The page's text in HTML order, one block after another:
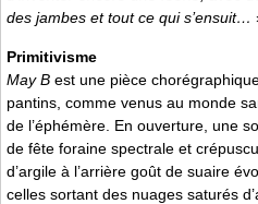
des jambes et tout ce qui s’ensuit…
Primitivisme
May B est une pièce
pantins, comme venus au monde
de l’éphémère. En ouverture, une
de fête foraine spectrale et
d’argile à l’arrière goût de suaire
celles sortant des nuages saturés